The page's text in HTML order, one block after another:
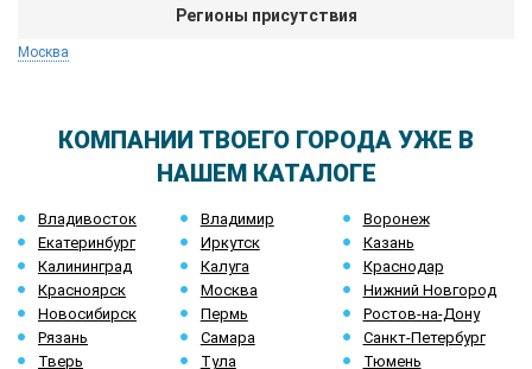
Регионы присутствия
Москва
КОМПАНИИ ТВОЕГО ГОРОДА УЖЕ В
НАШЕМ КАТАЛОГЕ
Владивосток Владимир
Воронеж
Екатеринбург
Иркутск
Казань
Калининград
Калуга
Краснодар
Красноярск
Москва
Нижний Новгород
Новосибирск
Пермь
Ростов-на-Дону
Рязань
Самара
Санкт-Петербург
Тверь
Тула Тюмень